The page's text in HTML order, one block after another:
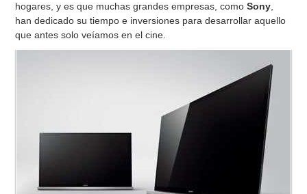
hogares, y es que muchas grandes empresas, comoSony
han dedicado su tiempo e inversiones para desarrollar aquello
que antes solo veíamos en el cine.